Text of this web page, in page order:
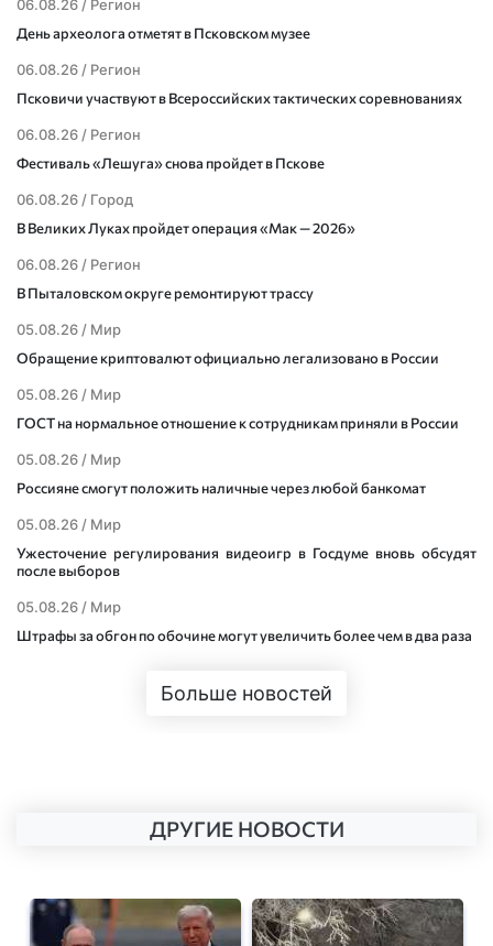
06.08.26 / Регион
День археолога отметят в Псковском музее
06.08.26 / Регион
Псковичи участвуют в Всероссийских тактических соревнованиях
06.08.26 / Регион
Фестиваль «Лешуга» снова пройдет в Пскове
06.08.26 / Город
В Великих Луках пройдет операция «Мак — 2026»
06.08.26 / Регион
В Пыталовском округе ремонтируют трассу
05.08.26 / Мир
Обращение криптовалют официально легализовано в России
05.08.26 / Мир
ГОСТ на нормальное отношение к сотрудникам приняли в России
05.08.26 / Мир
Россияне смогут положить наличные через любой банкомат
05.08.26 / Мир
Ужесточение регулирования видеоигр в Госдуме вновь обсудят
после выборов
05.08.26 / Мир
Штрафы за обгон по обочине могут увеличить более чем в два раза
Больше новостей
ДРУГИЕ НОВОСТИ